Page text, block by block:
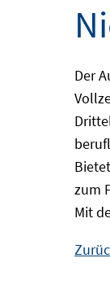
Der
zum
Mit